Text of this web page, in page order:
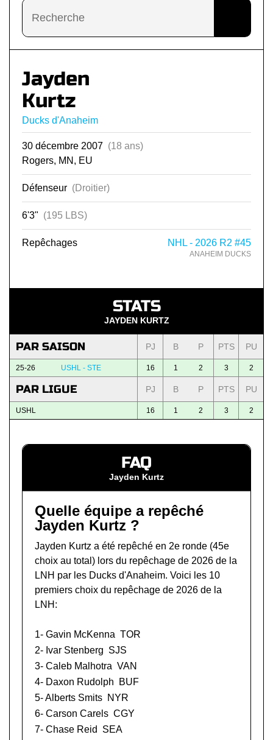
Jayden
Kurtz
Ducks d'Anaheim
30 décembre 2007 (18 ans)
Rogers, MN, EU
Défenseur (Droitier)
6'3" (195 LBS)
Repêchages NHL - 2026 R2 #45
ANAHEIM DUCKS
STATS
JAYDEN KURTZ
PAR SAISON PJ B P PTS PU
25-26 USHL - STE 16 1 2 3 2
PAR LIGUE PJ B P PTS PU
USHL 16 1 2 3 2
FAQ
Jayden Kurtz
Quelle équipe a repêché
Jayden Kurtz ?
Jayden Kurtz a été repêché en 2e ronde (45e
choix au total) lors du repêchage de 2026 de la
LNH par les Ducks d'Anaheim. Voici les 10
premiers choix du repêchage de 2026 de la
LNH:
1- Gavin McKenna TOR
2- Ivar Stenberg SJS
3- Caleb Malhotra VAN
4- Daxon Rudolph
BUF
5-Alberts Smits NYR
6- Carson Carels CGY
7- Chase Reid SEA